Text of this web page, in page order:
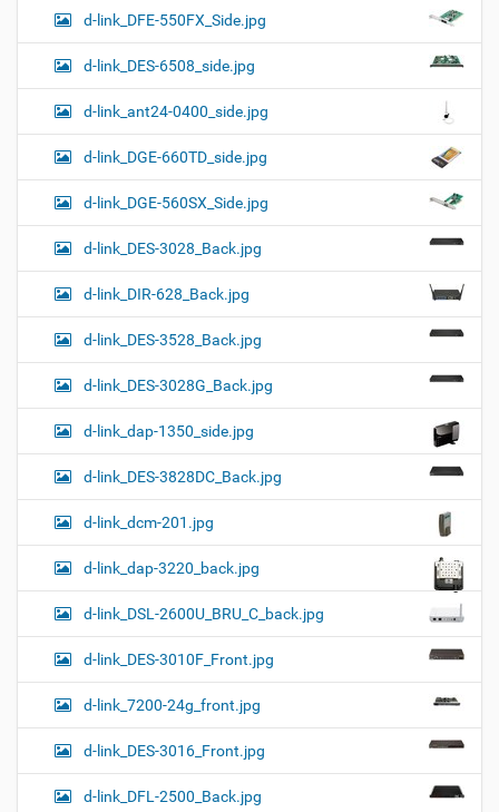
d-link_DFE-550FX_Side.jpg
d-link_DES-6508_side.jpg
d-link_ant24-0400_side.jpg
d-link_DGE-660TD_side.jpg
d-link_DGE-560SX_Side.jpg
d-link_DES-3028_Back.jpg
d-link_DIR-628_Back.jpg
d-link_DES-3528_Back.jpg
d-link_DES-3028G_Back.jpg
d-link_dap-1350_side.jpg
d-link_DES-3828DC_Back.jpg
d-link_dcm-201.jpg
d-link_dap-3220_back.jpg
d-link_DSL-2600U_BRU_C_back.jpg
d-link_DES-3010F_Front.jpg
d-link_7200-24g_front.jpg
d-link_DES-3016_Front.jpg
d-link_DFL-2500_Back.jpg